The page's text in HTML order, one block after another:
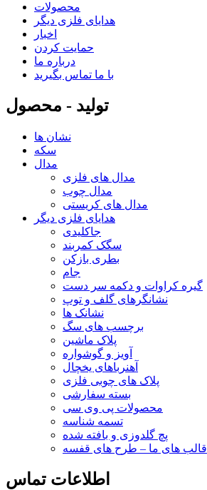
محصولات
هدایای فلزی دیگر
اخبار
حمایت کردن
درباره ما
با ما تماس بگیرید
تولید - محصول
نشان ها
سکه
مدال
مدال های فلزی
مدال چوب
مدال های کریستی
هدایای فلزی دیگر
جاکلیدی
سگک کمربند
بطری بازکن
جام
گیره کراوات و دکمه سر دست
نشانگرهای گلف و توپ
نشانک ها
برچسب های سگ
پلاک ماشین
آویز و گوشواره
آهنرباهای یخچال
پلاک های چوبی فلزی
بسته سفارشی
محصولات پی وی سی
تسمه شناسه
پچ گلدوزی و بافته شده
قالب های ما – طرح های قفسه
اطلاعات تماس